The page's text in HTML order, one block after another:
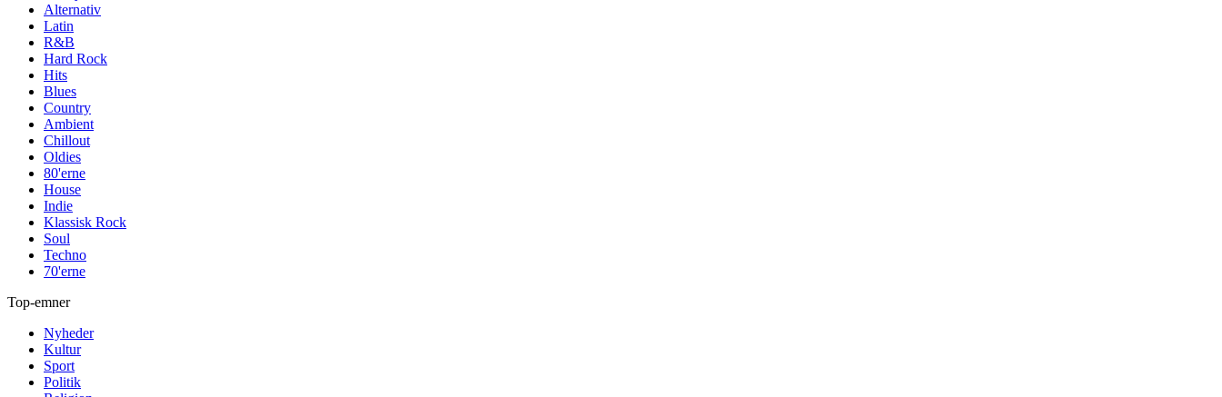
Alternativ
Latin
R&B
Hard Rock
Hits
Blues
Country
Ambient
Chillout
Oldies
80'erne
House
Indie
Klassisk Rock
Soul
Techno
70'erne
Top-emner
Nyheder
Kultur
Sport
Politik